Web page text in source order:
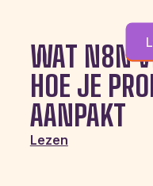
WAT N8N
HOE JE
AANPAKT
Lezen